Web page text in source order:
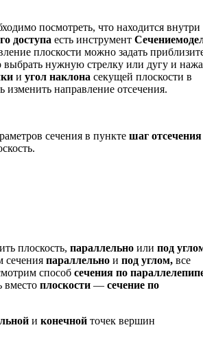
посмотреть, что находится внутри
доступа есть инструмент
плоскости можно задать
выбрать нужную стрелку или дугу и
и угол наклона секущей плоскости в
изменить направление отсечения.
сечения в пункте шаг отсечения
плоскость, параллельно или под
сечения параллельно и под углом, все
способ сечения по
вместо плоскости — сечение по
и конечной точек вершин